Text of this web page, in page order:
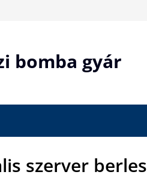
bomba gyár
szerver berles